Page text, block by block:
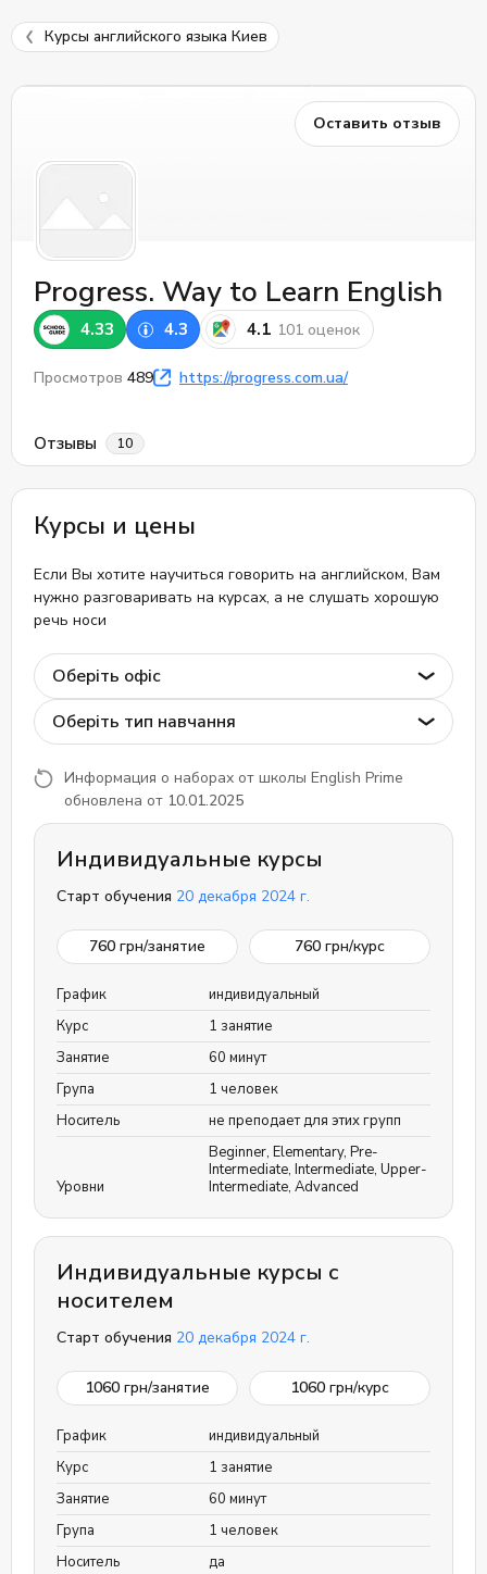
Курсы английского языка Киев
Оставить отзыв
Progress. Way to Learn English
4.33 4.3 4.1 101 оценок
Просмотров 489 https://progress.com.ua/
Отзывы 10
Курсы и цены
Если Вы хотите научиться говорить на английском, Вам
нужно разговаривать на курсах, а не слушать хорошую
речь носи
Оберіть офіс
Оберіть тип навчання
Информация о наборах от школы English Prime
обновлена от 10.01.2025
Индивидуальные курсы
Старт обучения 20 декабря 2024 г.
760 грн/занятие 760 грн/курс
График
индивидуальный
Курс
1 занятие
Занятие
60 минут
Група
1 человек
Носитель
не преподает для этих групп
Уровни
Beginner, Elementary, Pre-
Intermediate, Intermediate, Upper-
Intermediate, Advanced
Индивидуальные курсы с
носителем
Старт обучения 20 декабря 2024 г.
1060 грн/занятие 1060 грн/курс
График
индивидуальный
Курс
1 занятие
Занятие
60 минут
Група
1 человек
Носитель
да